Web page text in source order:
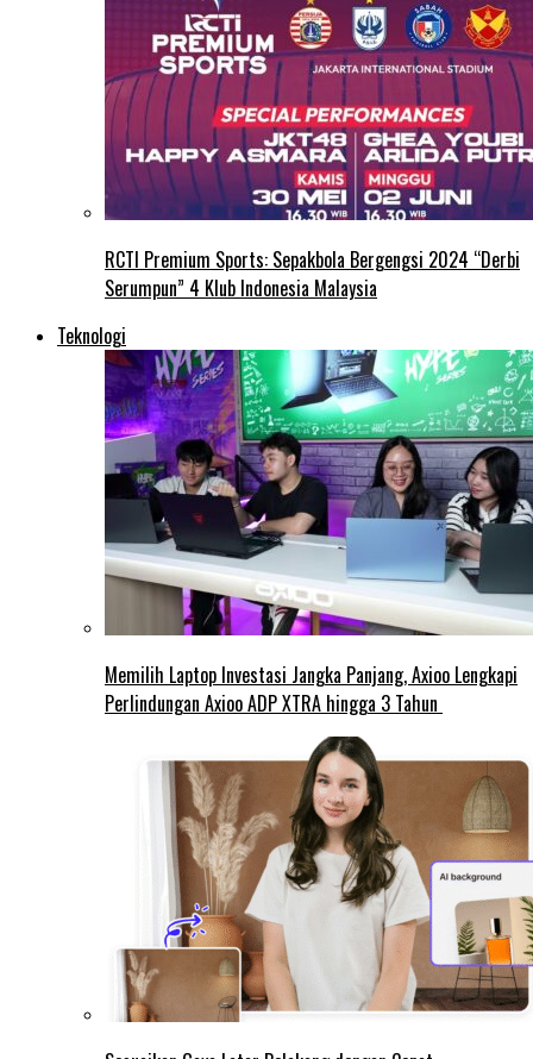
RCTI Premium Sports: Sepakbola Bergengsi 2024 “Derbi
Serumpun” 4 Klub Indonesia Malaysia
Teknologi
Memilih Laptop Investasi Jangka Panjang, Axioo Lengkapi
Perlindungan Axioo ADP XTRA hingga 3 Tahun